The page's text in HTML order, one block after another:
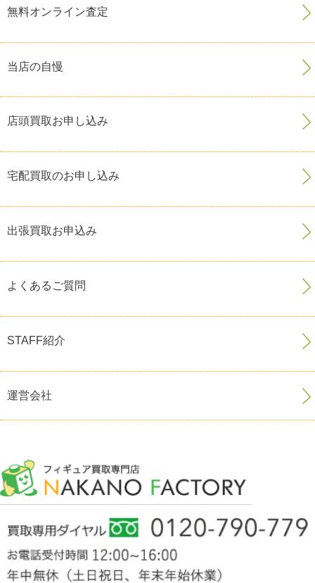
無料オンライン査定
当店の自慢
店頭買取お申し込み
宅配買取のお申し込み
出張買取お申込み
よくあるご質問
STAFF紹介
運営会社